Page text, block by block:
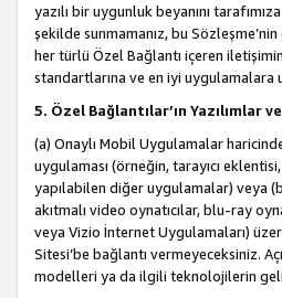
yazılı bir uygunluk beyanını
şekilde sunmamanız, bu
her türlü Özel Bağlantı içeren
standartlarına ve en iyi uygulamalara
5. Özel Bağlantılar’ın Yazılımlar
(a) Onaylı Mobil Uygulamalar
uygulaması (örneğin, tarayıcı
yapılabilen diğer uygulamalar) veya
akıtmalı video oynatıcılar, blu-ray
veya Vizio İnternet Uygulamaları)
Sitesi’be bağlantı vermeyeceksiniz.
modelleri ya da ilgili teknolojilerin